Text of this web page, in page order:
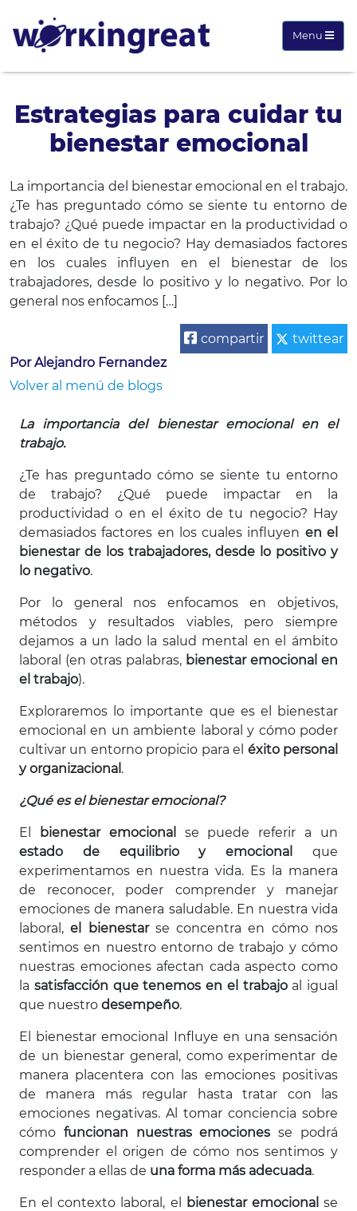
Menu
Estrategias para cuidar tu
bienestar emocional
La importancia del bienestar emocional en el trabajo.
¿Te has preguntado cómo se siente tu entorno de
trabajo? ¿Qué puede impactar en la productividad o
en el éxito de tu negocio? Hay demasiados factores
en los cuales influyen en el bienestar de los
trabajadores, desde lo positivo y lo negativo. Por lo
general nos enfocamos […]
twittear
compartir
Por Alejandro Fernandez
Volver al menú de blogs
La importancia del bienestar emocional en el
trabajo.
¿Te has preguntado cómo se siente tu entorno
de trabajo? ¿Qué puede impactar en la
productividad o en el éxito de tu negocio? Hay
demasiados factores en los cuales influyen en el
bienestar de los trabajadores, desde lo positivo y
lo negativo.
Por lo general nos enfocamos en objetivos,
métodos y resultados viables, pero siempre
dejamos a un lado la salud mental en el ámbito
laboral (en otras palabras, bienestar emocional en
el trabajo).
Exploraremos lo importante que es el bienestar
emocional en un ambiente laboral y cómo poder
cultivar un entorno propicio para el éxito personal
y organizacional .
¿Qué es el bienestar emocional?
El bienestar emocional
se puede referir a un
estado de equilibrio y emocional
que
experimentamos en nuestra vida. Es la manera
de reconocer, poder comprender y manejar
emociones de manera saludable. En nuestra vida
laboral,el bienestarse concentra en cómo nos
sentimos en nuestro entorno de trabajo y cómo
nuestras emociones afectan cada aspecto como
la satisfacción que tenemos en el trabajoal igual
que nuestro desempeño.
El bienestar emocional Influye en una sensación
de un bienestar general, como experimentar de
manera placentera con las emociones positivas
de manera más regular hasta tratar con las
emociones negativas. Al tomar conciencia sobre
cómo funcionan nuestras emociones se podrá
comprender el origen de cómo nos sentimos y
responder a ellas de una forma más adecuada.
En el contexto laboral, el bienestar emocional se